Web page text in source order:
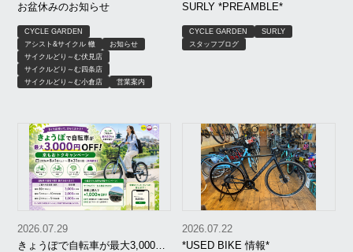
お盆休みのお知らせ
CYCLE GARDEN
アシスト&サイクル 轍
お知らせ
サイクルどり～む伏見店
サイクルどり～む四条店
サイクルどり～む小倉店
営業案内
SURLY *PREAMBLE*
CYCLE GARDEN
SURLY
スタッフブログ
きょうぽで自転車が最大3,000円
2026.07.29
*USED BIKE 情報*
2026.07.22